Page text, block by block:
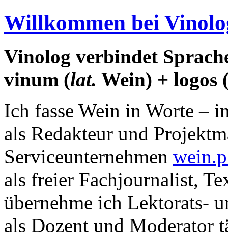
Willkommen bei
Vinolog verbindet
vinum (lat. Wein) + logos
Ich fasse Wein in Worte –
als Redakteur und
Serviceunternehmen
als freier Fachjournalist,
übernehme ich Lektorats-
als Dozent und Moderator